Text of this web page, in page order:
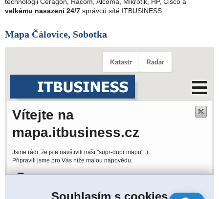
technologii Ceragon, Racom, Alcoma, Mikrotik, HP, Cisco a
velkému nasazení 24/7 správců sítě ITBUSINESS.
Mapa Čálovice, Sobotka